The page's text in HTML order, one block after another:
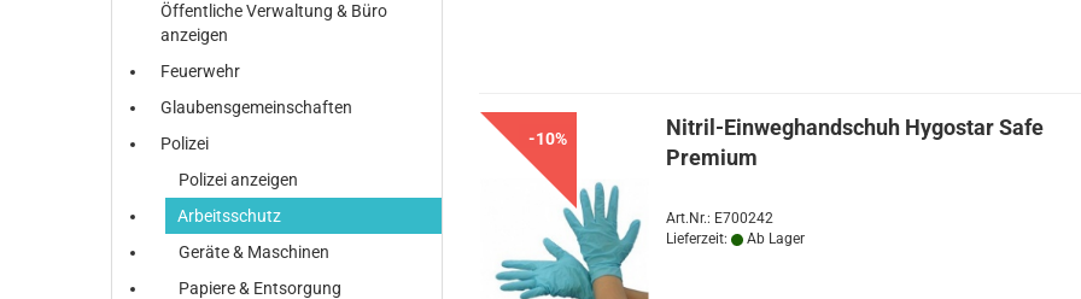
TOP
-10%
Nitril-Einweghandschuh Hygostar Safe
Premium
Art.Nr.: E700242
Lieferzeit:
Ab Lager
Öffentliche Verwaltung & Büro
anzeigen
Feuerwehr
Glaubensgemeinschaften
Polizei
Polizei anzeigen
Arbeitsschutz
Geräte & Maschinen
Papiere & Entsorgung